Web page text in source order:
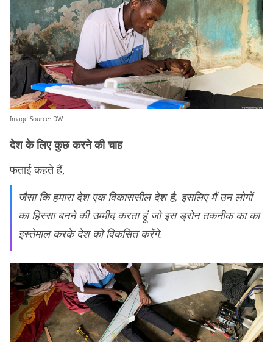
Image Source: DW
देश के लिए कुछ करने की चाह
फताई कहते हैं,
जैसा कि हमारा देश एक विकाससील देश है, इसलिए मैं उन लोगों
का हिस्सा बनने की उम्मीद करता हूं जो इस ड्रोन तकनीक का का
इस्तेमाल करके देश को विकसित करेंगे.